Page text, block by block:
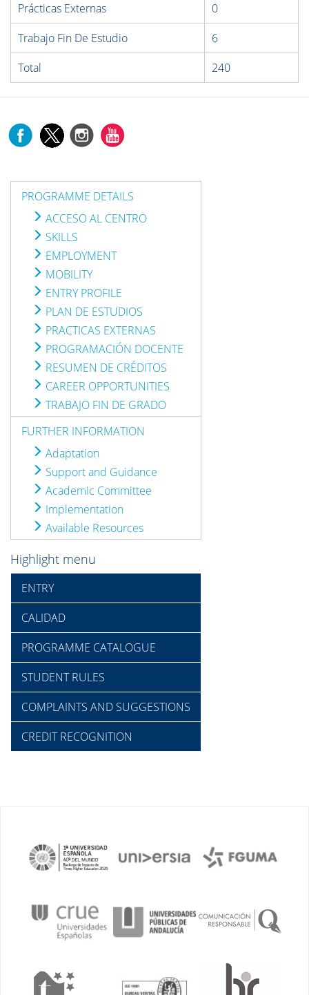
Prácticas Externas
0
Trabajo Fin De Estudio
6
Total
240
PROGRAMME DETAILS
ACCESO AL CENTRO
SKILLS
EMPLOYMENT
MOBILITY
ENTRY PROFILE
PLAN DE ESTUDIOS
PRACTICAS EXTERNAS
PROGRAMACIÓN DOCENTE
RESUMEN DE CRÉDITOS
CAREER OPPORTUNITIES
TRABAJO FIN DE GRADO
FURTHER INFORMATION
Adaptation
Support and Guidance
Academic Committee
Implementation
Available Resources
Highlight menu
ENTRY
CALIDAD
PROGRAMME CATALOGUE
STUDENT RULES
COMPLAINTS AND SUGGESTIONS
CREDIT RECOGNITION